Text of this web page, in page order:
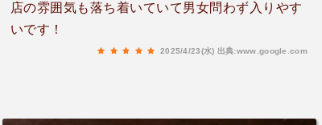
店の雰囲気も落ち着いていて男女問わず入りやす
いです！
2025/4/23(水) 出典:www.google.com